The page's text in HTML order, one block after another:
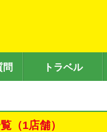
問 トラベル
（1店舗）